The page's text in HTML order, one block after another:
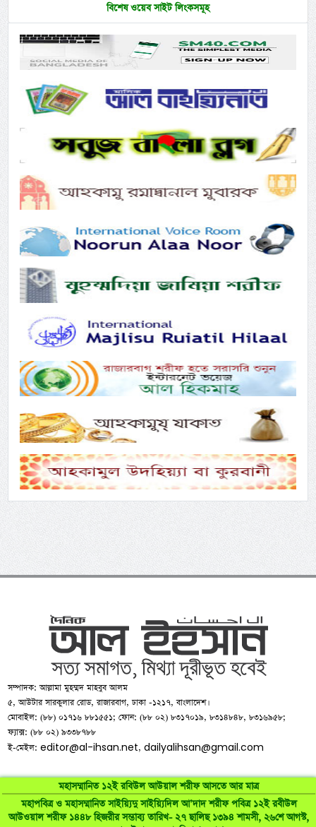
মহাসম্মানিত ১২ই রবিউল আউয়াল শরীফ আসতে আর মাত্র
মহাপবিত্র ও মহাসম্মানিত সাইয়্যিদু সাইয়্যিদিল আ’দাদ শরীফ পবিত্র ১২ই রবীউল
আউওয়াল শরীফ ১৪৪৮ হিজরীর সম্ভাব্য তারিখ- ২৭ ছালিছ ১৩৯৪ শামসী, ২৬শে আগস্ট,
বিশেষ ওয়েব সাইট লিংকসমূহ
সম্পাদক: আল্লামা মুহম্মদ মাহবুব আলম
৫, আউটার সারকুলার রোড, রাজারবাগ, ঢাকা -১২১৭, বাংলাদেশ।
মোবাইল: (৮৮) ০১৭১৬ ৮৮১৫৫১; ফোন: (৮৮ ০২) ৮৩১৭০১৯, ৮৩১৪৮৪৮, ৮৩১৬৯৫৮;
ফ্যাক্স: (৮৮ ০২) ৯৩৩৮৭৮৮
ই-মেইল:editor@al-ihsan.net,dailyalihsan@gmail.com
©al-ihsan.net2007-2026. All Rights Reserved | Developed by: